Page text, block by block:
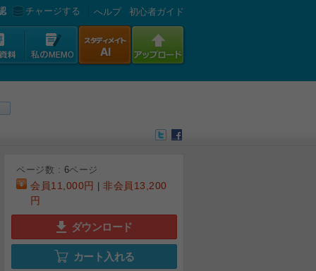
チャージする へルプ 初心者ガイド
ページ数 : 6ページ
会員11,000円 非会員 13,200
円
ダウンロード
カート入れる